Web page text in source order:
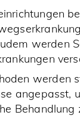
werden
werden
angepasst,
Behandlung